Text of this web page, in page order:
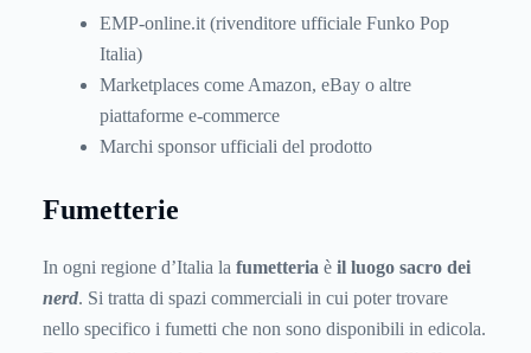
EMP-online.it (rivenditore ufficiale Funko Pop
Italia)
Marketplaces come Amazon, eBay o altre
piattaforme e-commerce
Marchi sponsor ufficiali del prodotto
Fumetterie
In ogni regione d’Italia la fumetteria è il luogo sacro dei
nerd. Si tratta di spazi commerciali in cui poter trovare
nello specifico i fumetti che non sono disponibili in edicola.